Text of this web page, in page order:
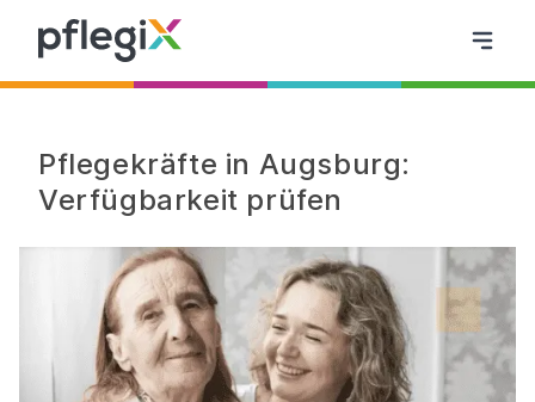
Pflegekräfte in Augsburg:
Verfügbarkeit prüfen